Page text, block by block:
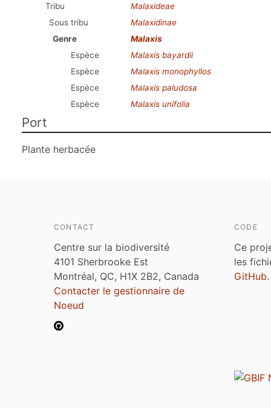
Tribu
Malaxideae
Sous tribu
Malaxidinae
Genre
Malaxis
Espèce
Malaxis bayardii
Espèce
Malaxis monophyllos
Espèce
Malaxis paludosa
Espèce
Malaxis unifolia
Port
Plante herbacée
CONTACT
Centre sur la biodiversité
4101 Sherbrooke Est
Montréal, QC, H1X 2B2, Canada
Contacter le gestionnaire de
Noeud
CODE
Ce
les
GitHub.